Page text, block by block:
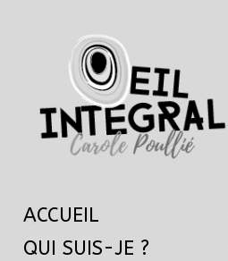
ACCUEIL
QUI SUIS-JE ?